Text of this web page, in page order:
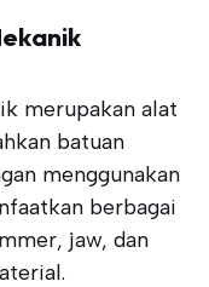
merupakan alat
batuan
menggunakan
berbagai
jaw, dan